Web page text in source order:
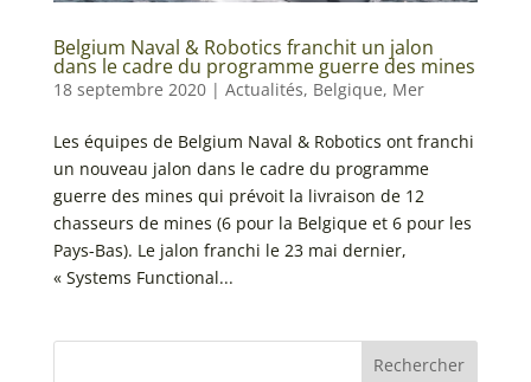
Belgium Naval & Robotics franchit un jalon
dans le cadre du programme guerre des mines
18 septembre 2020| Actualités, Belgique, Mer
Les équipes de Belgium Naval & Robotics ont franchi
un nouveau jalon dans le cadre du programme
guerre des mines qui prévoit la livraison de 12
chasseurs de mines (6 pour la Belgique et 6 pour les
Pays-Bas). Le jalon franchi le 23 mai dernier,
« Systems Functional...